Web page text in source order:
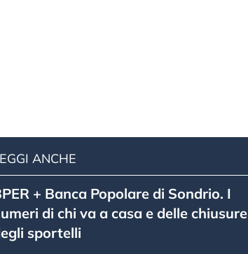
ANCHE
+ Banca Popolare di Sondrio. I
di chi va a casa e delle chiusure
sportelli